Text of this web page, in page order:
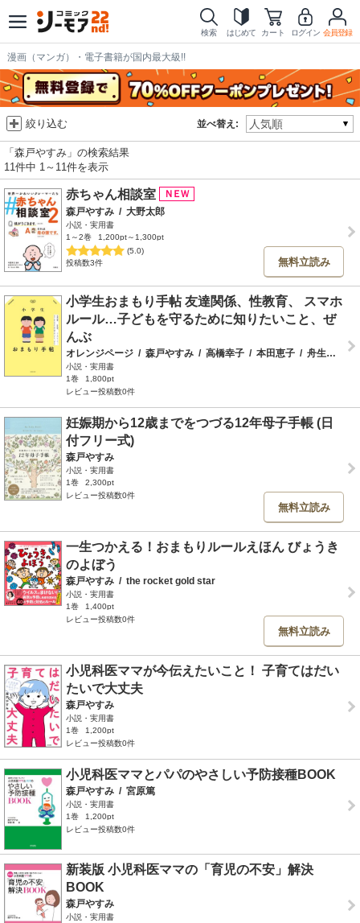
検索 はじめて カート ログイン 会員登録
漫画（マンガ）・電子書籍が国内最大級!!
並べ替え:
絞り込む
「森戸やすみ」の検索結果
11件中 1～11件を表示
赤ちゃん相談室
森戸やすみ / 大野太郎
小説・実用書
1～2巻
1,200pt～1,300pt
(5.0)
投稿数3件
無料立読み
小学生おまもり手帖 友達関係、性教育、 スマホ
ルール…子どもを守るために知りたいこと、ぜ
んぶ
オレンジページ / 森戸やすみ / 高橋幸子 / 本田恵子 / 舟生岳夫 /
小説・実用書
1巻
1,800pt
レビュー投稿数0件
妊娠期から12歳までをつづる12年母子手帳 (日
付フリー式)
森戸やすみ
小説・実用書
1巻
2,300pt
レビュー投稿数0件
無料立読み
一生つかえる！おまもりルールえほん びょうき
のよぼう
森戸やすみ / the rocket gold star
小説・実用書
1巻
1,400pt
レビュー投稿数0件
無料立読み
小児科医ママが今伝えたいこと！ 子育てはだい
たいで大丈夫
森戸やすみ
小説・実用書
1巻
1,200pt
レビュー投稿数0件
小児科医ママとパパのやさしい予防接種BOOK
森戸やすみ / 宮原篤
小説・実用書
1巻
1,200pt
レビュー投稿数0件
新装版 小児科医ママの「育児の不安」解決
BOOK
森戸やすみ
小説・実用書